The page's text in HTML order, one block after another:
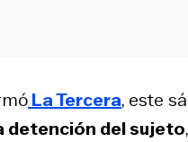
La Tercera, este
detención del sujeto